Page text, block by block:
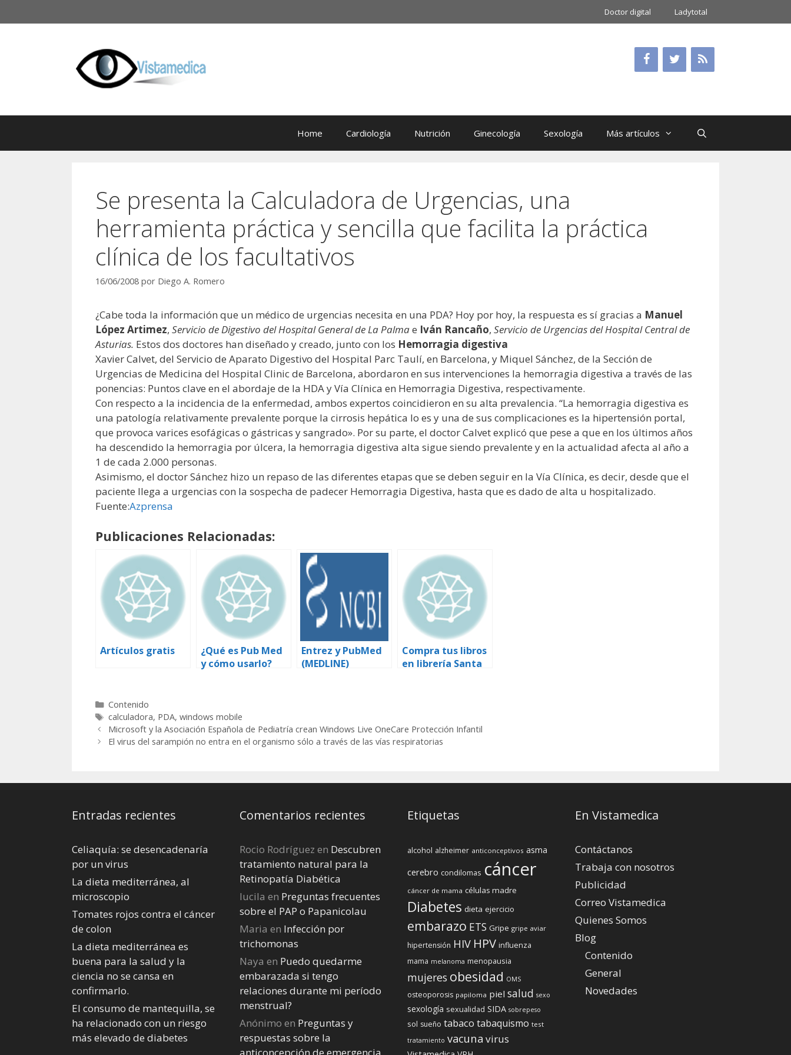
al
Doctor digital Ladytotal
Home Cardiología Nutrición Ginecología Sexología Más artículos
Se presenta la Calculadora de Urgencias, una
herramienta práctica y sencilla que facilita la práctica
clínica de los facultativos
16/06/2008 por Diego A. Romero
¿Cabe toda la información que un médico de urgencias necesita en una PDA? Hoy por hoy, la respuesta es sí gracias a Manuel
López Artimez, Servicio de Digestivo del Hospital General de La Palmae Iván Rancaño, Servicio de Urgencias del Hospital Central de
Asturias. Estos dos doctores han diseñado y creado, junto con los Hemorragia digestiva
Xavier Calvet, del Servicio de Aparato Digestivo del Hospital Parc Taulí, en Barcelona, y Miquel Sánchez, de la Sección de
Urgencias de Medicina del Hospital Clinic de Barcelona, abordaron en sus intervenciones la hemorragia digestiva a través de las
ponencias: Puntos clave en el abordaje de la HDA y Vía Clínica en Hemorragia Digestiva, respectivamente.
Con respecto a la incidencia de la enfermedad, ambos expertos coincidieron en su alta prevalencia. “La hemorragia digestiva es
una patología relativamente prevalente porque la cirrosis hepática lo es y una de sus complicaciones es la hipertensión portal,
que provoca varices esofágicas o gástricas y sangrado». Por su parte, el doctor Calvet explicó que pese a que en los últimos años
ha descendido la hemorragia por úlcera, la hemorragia digestiva alta sigue siendo prevalente y en la actualidad afecta al año a
1 de cada 2.000 personas.
Asimismo, el doctor Sánchez hizo un repaso de las diferentes etapas que se deben seguir en la Vía Clínica, es decir, desde que el
paciente llega a urgencias con la sospecha de padecer Hemorragia Digestiva, hasta que es dado de alta u hospitalizado.
Fuente:Azprensa
Publicaciones Relacionadas:
Artículos gratis
¿Qué es Pub Med
y cómo usarlo?
Entrez y PubMed
(MEDLINE)
Compra tus libros
en librería Santa
Categorías
Contenido
Etiquetas
calculadora, PDA, windows mobile
Microsoft y la Asociación Española de Pediatría crean Windows Live OneCare Protección Infantil
El virus del sarampión no entra en el organismo sólo a través de las vías respiratorias
Entradas recientes
Celiaquía: se desencadenaría
por un virus
La dieta mediterránea, al
microscopio
Tomates rojos contra el cáncer
de colon
La dieta mediterránea es
buena para la salud y la
ciencia no se cansa en
confirmarlo.
El consumo de mantequilla, se
ha relacionado con un riesgo
más elevado de diabetes
Comentarios recientes
Rocio Rodríguez en Descubren
tratamiento natural para la
Retinopatía Diabética
lucila en Preguntas frecuentes
sobre el PAP o Papanicolau
Maria en Infección por
trichomonas
Naya en Puedo quedarme
embarazada si tengo
relaciones durante mi perí­odo
menstrual?
Anónimo en Preguntas y
respuestas sobre la
anticoncepción de emergencia
Etiquetas
alcohol alzheimer anticonceptivos asma
cerebro condilomas cáncer
cáncer de mama células madre
Diabetes dieta ejercicio
embarazo ETS Gripe gripe aviar
hipertensión HIV HPV influenza
mama melanoma menopausia
mujeres obesidad OMS
osteoporosis papiloma piel salud sexo
sexología sexualidad SIDA sobrepeso
sol sueño tabaco tabaquismo test
tratamiento vacuna virus
En Vistamedica
Contáctanos
Trabaja con nosotros
Publicidad
Correo Vistamedica
Quienes Somos
Blog
Contenido
General
Novedades